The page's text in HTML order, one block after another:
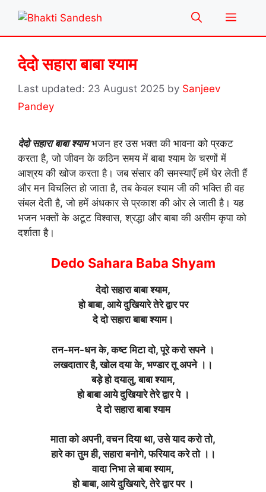
content
Menu
देदो सहारा बाबा श्याम
23 August 2025 by Sanjeev
Pandey
देदो सहारा बाबा श्यामभजन हर उस भक्त की भावना को प्रकट
करता है, जो जीवन के कठिन समय में बाबा श्याम के चरणों में
आश्रय की खोज करता है। जब संसार की समस्याएँ हमें घेर लेती हैं
और मन विचलित हो जाता है, तब केवल श्याम जी की भक्ति ही वह
संबल देती है, जो हमें अंधकार से प्रकाश की ओर ले जाती है। यह
भजन भक्तों के अटूट विश्वास, श्रद्धा और बाबा की असीम कृपा को
दर्शाता है।
Dedo Sahara Baba Shyam
देदो सहारा बाबा श्याम,
हो बाबा, आये दुखियारे तेरे द्वार पर
दे दो सहारा बाबा श्याम।
तन-मन-धन के, कष्ट मिटा दो, पूरे करो सपने ।
लखदातार है, खोल दया के, भण्डार तू अपने ।।
बड़े हो दयालु, बाबा श्याम,
हो बाबा आये दुखियारे तेरे द्वार पे ।
दे दो सहारा बाबा श्याम
माता को अपनी, वचन दिया था, उसे याद करो तो,
हारे का तुम ही, सहारा बनोगे, फरियाद करे तो ।।
वादा निभा ले बाबा श्याम,
हो बाबा, आये दुखियारे, तेरे द्वार पर ।